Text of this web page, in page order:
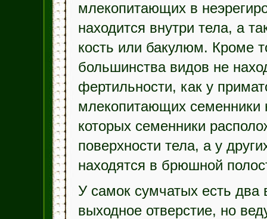
млекопитающих в
находится внутри тела, а
кость или бакулюм. Кроме
большинства видов не
фертильности, как у
млекопитающих семенники
которых семенники
поверхности тела, а у
находятся в брюшной
У самок сумчатых есть
выходное отверстие, но